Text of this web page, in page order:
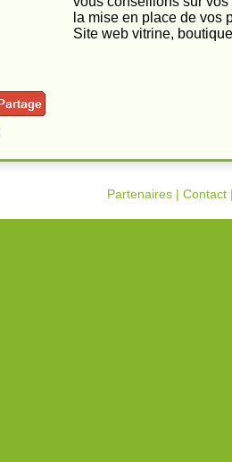
la mise en place de vos
Site web vitrine,
Partenaires | Contact |